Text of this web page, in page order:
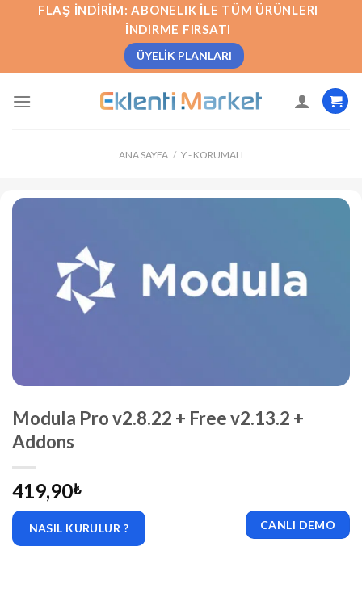
FLAŞ İNDIRIM: ABONELIK İLE TÜM ÜRÜNLERI
İNDIRME FIRSATI
ÜYELIK PLANLARI
ANA SAYFA / Y - KORUMALI
Modula Pro v2.8.22 + Free v2.13.2 +
Addons
419,90₺
NASIL KURULUR ? CANLI DEMO